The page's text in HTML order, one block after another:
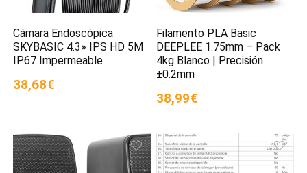
Cámara Endoscópica
SKYBASIC 4.3» IPS HD 5M
IP67 Impermeable
38,68€
Filamento PLA Basic
DEEPLEE 1.75mm – Pack
4kg Blanco | Precisión
±0.2mm
38,99€